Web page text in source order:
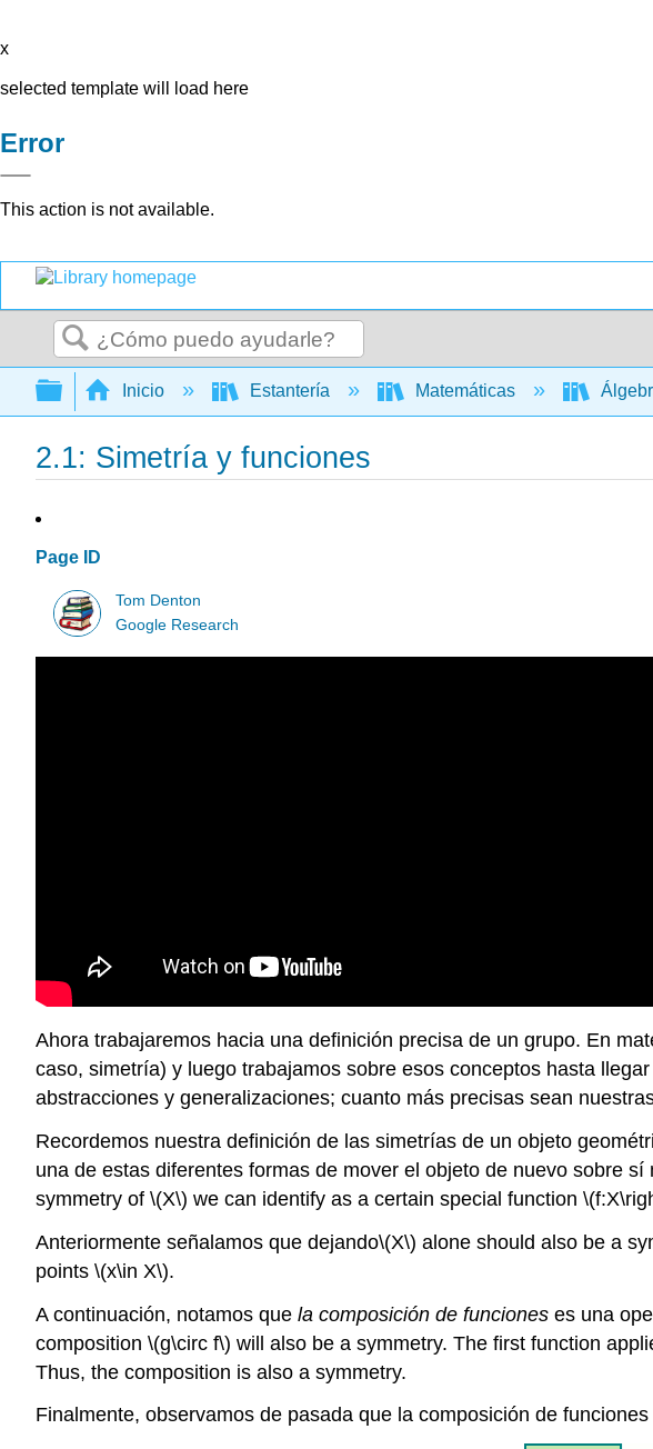
x
selected template will load here
Error
This action is not available.
Buscar
Expandir/contraer jerarquía global
Inicio Estantería Matemáticas
2.1: Simetría y funciones
Page ID
Tom Denton
Google Research
Ahora trabajaremos hacia una definición precisa de un grupo. En
caso, simetría) y luego trabajamos sobre esos conceptos hasta
abstracciones y generalizaciones; cuanto más precisas sean
Recordemos nuestra definición de las simetrías de un objeto
una de estas diferentes formas de mover el objeto de nuevo sobre
symmetry of \(X\) we can identify as a certain special function
Anteriormente señalamos que dejando\(X\) alone should also be a
points \(x\in X\).
A continuación, notamos que la composición de funciones es una
composition \(g\circ f\) will also be a symmetry. The first function
Thus, the composition is also a symmetry.
Finalmente, observamos de pasada que la composición de